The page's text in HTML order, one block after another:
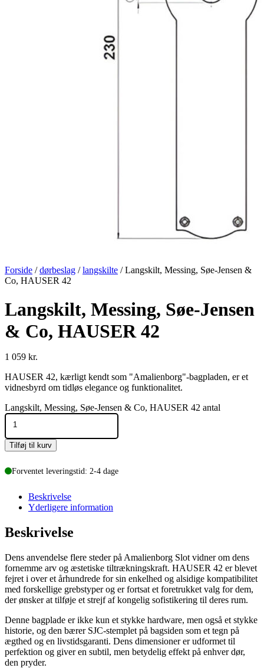
Forside /dørbeslag /langskilte / Langskilt, Messing, Søe-Jensen &
Co, HAUSER 42
Langskilt, Messing, Søe-Jensen
& Co, HAUSER 42
1 059 kr.
HAUSER 42, kærligt kendt som "Amalienborg"-bagpladen, er et
vidnesbyrd om tidløs elegance og funktionalitet.
Langskilt, Messing, Søe-Jensen & Co, HAUSER 42 antal
Tilføj til kurv
Forventet leveringstid: 2-4 dage
Beskrivelse
Yderligere information
Beskrivelse
Dens anvendelse flere steder på Amalienborg Slot vidner om dens
fornemme arv og æstetiske tiltrækningskraft. HAUSER 42 er blevet
fejret i over et århundrede for sin enkelhed og alsidige kompatibilitet
med forskellige grebstyper og er fortsat et foretrukket valg for dem,
der ønsker at tilføje et strejf af kongelig sofistikering til deres rum.
Denne bagplade er ikke kun et stykke hardware, men også et stykke
historie, og den bærer SJC-stemplet på bagsiden som et tegn på
ægthed og en livstidsgaranti. Dens dimensioner er udformet til
perfektion og giver en subtil, men betydelig effekt på enhver dør,
den pryder.